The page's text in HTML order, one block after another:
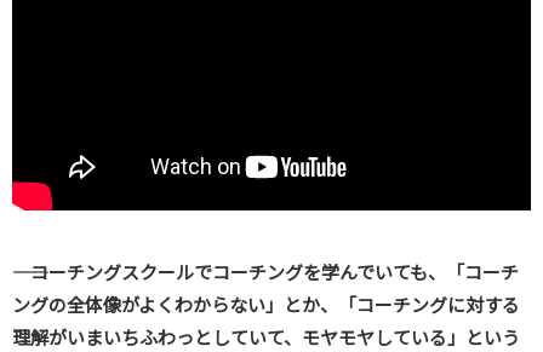
―― コーチングスクールでコーチングを学んでいても、「コーチ
ングの全体像がよくわからない」とか、「コーチングに対する
理解がいまいちふわっとしていて、モヤモヤしている」という